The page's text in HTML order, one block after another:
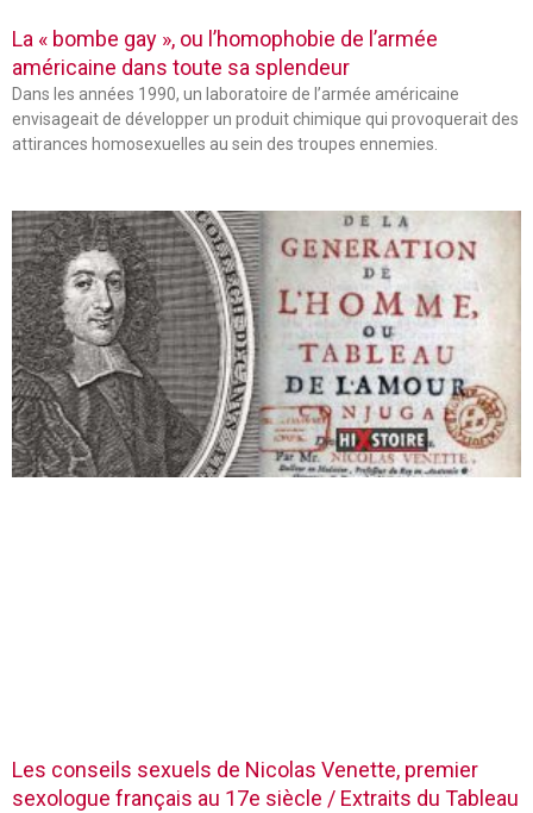
La « bombe gay », ou l’homophobie de l’armée
américaine dans toute sa splendeur
Dans les années 1990, un laboratoire de l’armée américaine
envisageait de développer un produit chimique qui provoquerait des
attirances homosexuelles au sein des troupes ennemies.
Les conseils sexuels de Nicolas Venette, premier
sexologue français au 17e siècle / Extraits du Tableau